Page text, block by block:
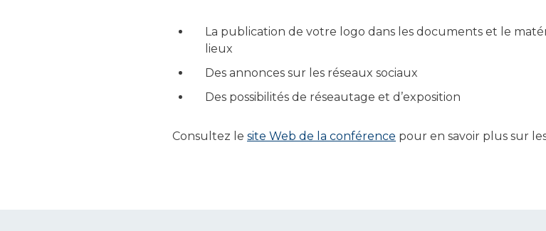
La publication de votre logo dans les documents et le
lieux
Des annonces sur les réseaux sociaux
Des possibilités de réseautage et d’exposition
Consultez le site Web de la conférence pour en savoir plus sur